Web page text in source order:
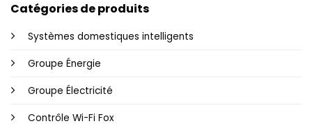
Catégories de produits
Systèmes domestiques intelligents
Groupe Énergie
Groupe Électricité
Contrôle Wi-Fi Fox